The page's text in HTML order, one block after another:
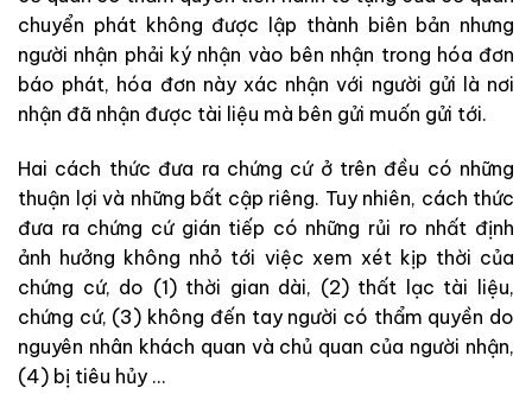
chuyển phát không được lập thành biên bản nhưng
người nhận phải ký nhận vào bên nhận trong hóa đơn
báo phát, hóa đơn này xác nhậnvới người gửi là nơi
nhận đã nhận được tài liệu mà bên gửi muốn gửi tới.
Hai cách thức đưa ra chứng cứ ở trên đều có những
thuận lợi và những bất cập riêng. Tuy nhiên, cách thức
đưa ra chứng cứ gián tiếp có những rủi ro nhất định
ảnh hưởng không nhỏ tới việc xem xét kịp thời của
chứng cứ, do (1) thời gian dài, (2) thất lạc tài liệu,
chứng cứ, (3) không đến tay người có thẩm quyền do
nguyên nhân khách quan và chủ quan của người nhận,
(4) bị tiêu hủy ...